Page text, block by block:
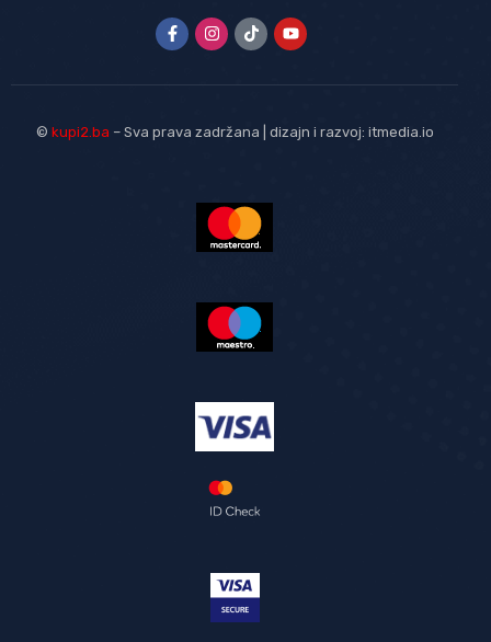
© kupi2.ba – Sva prava zadržana | dizajn i razvoj: itmedia.io